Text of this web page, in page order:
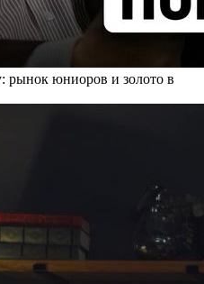
рынок юниоров и золото в